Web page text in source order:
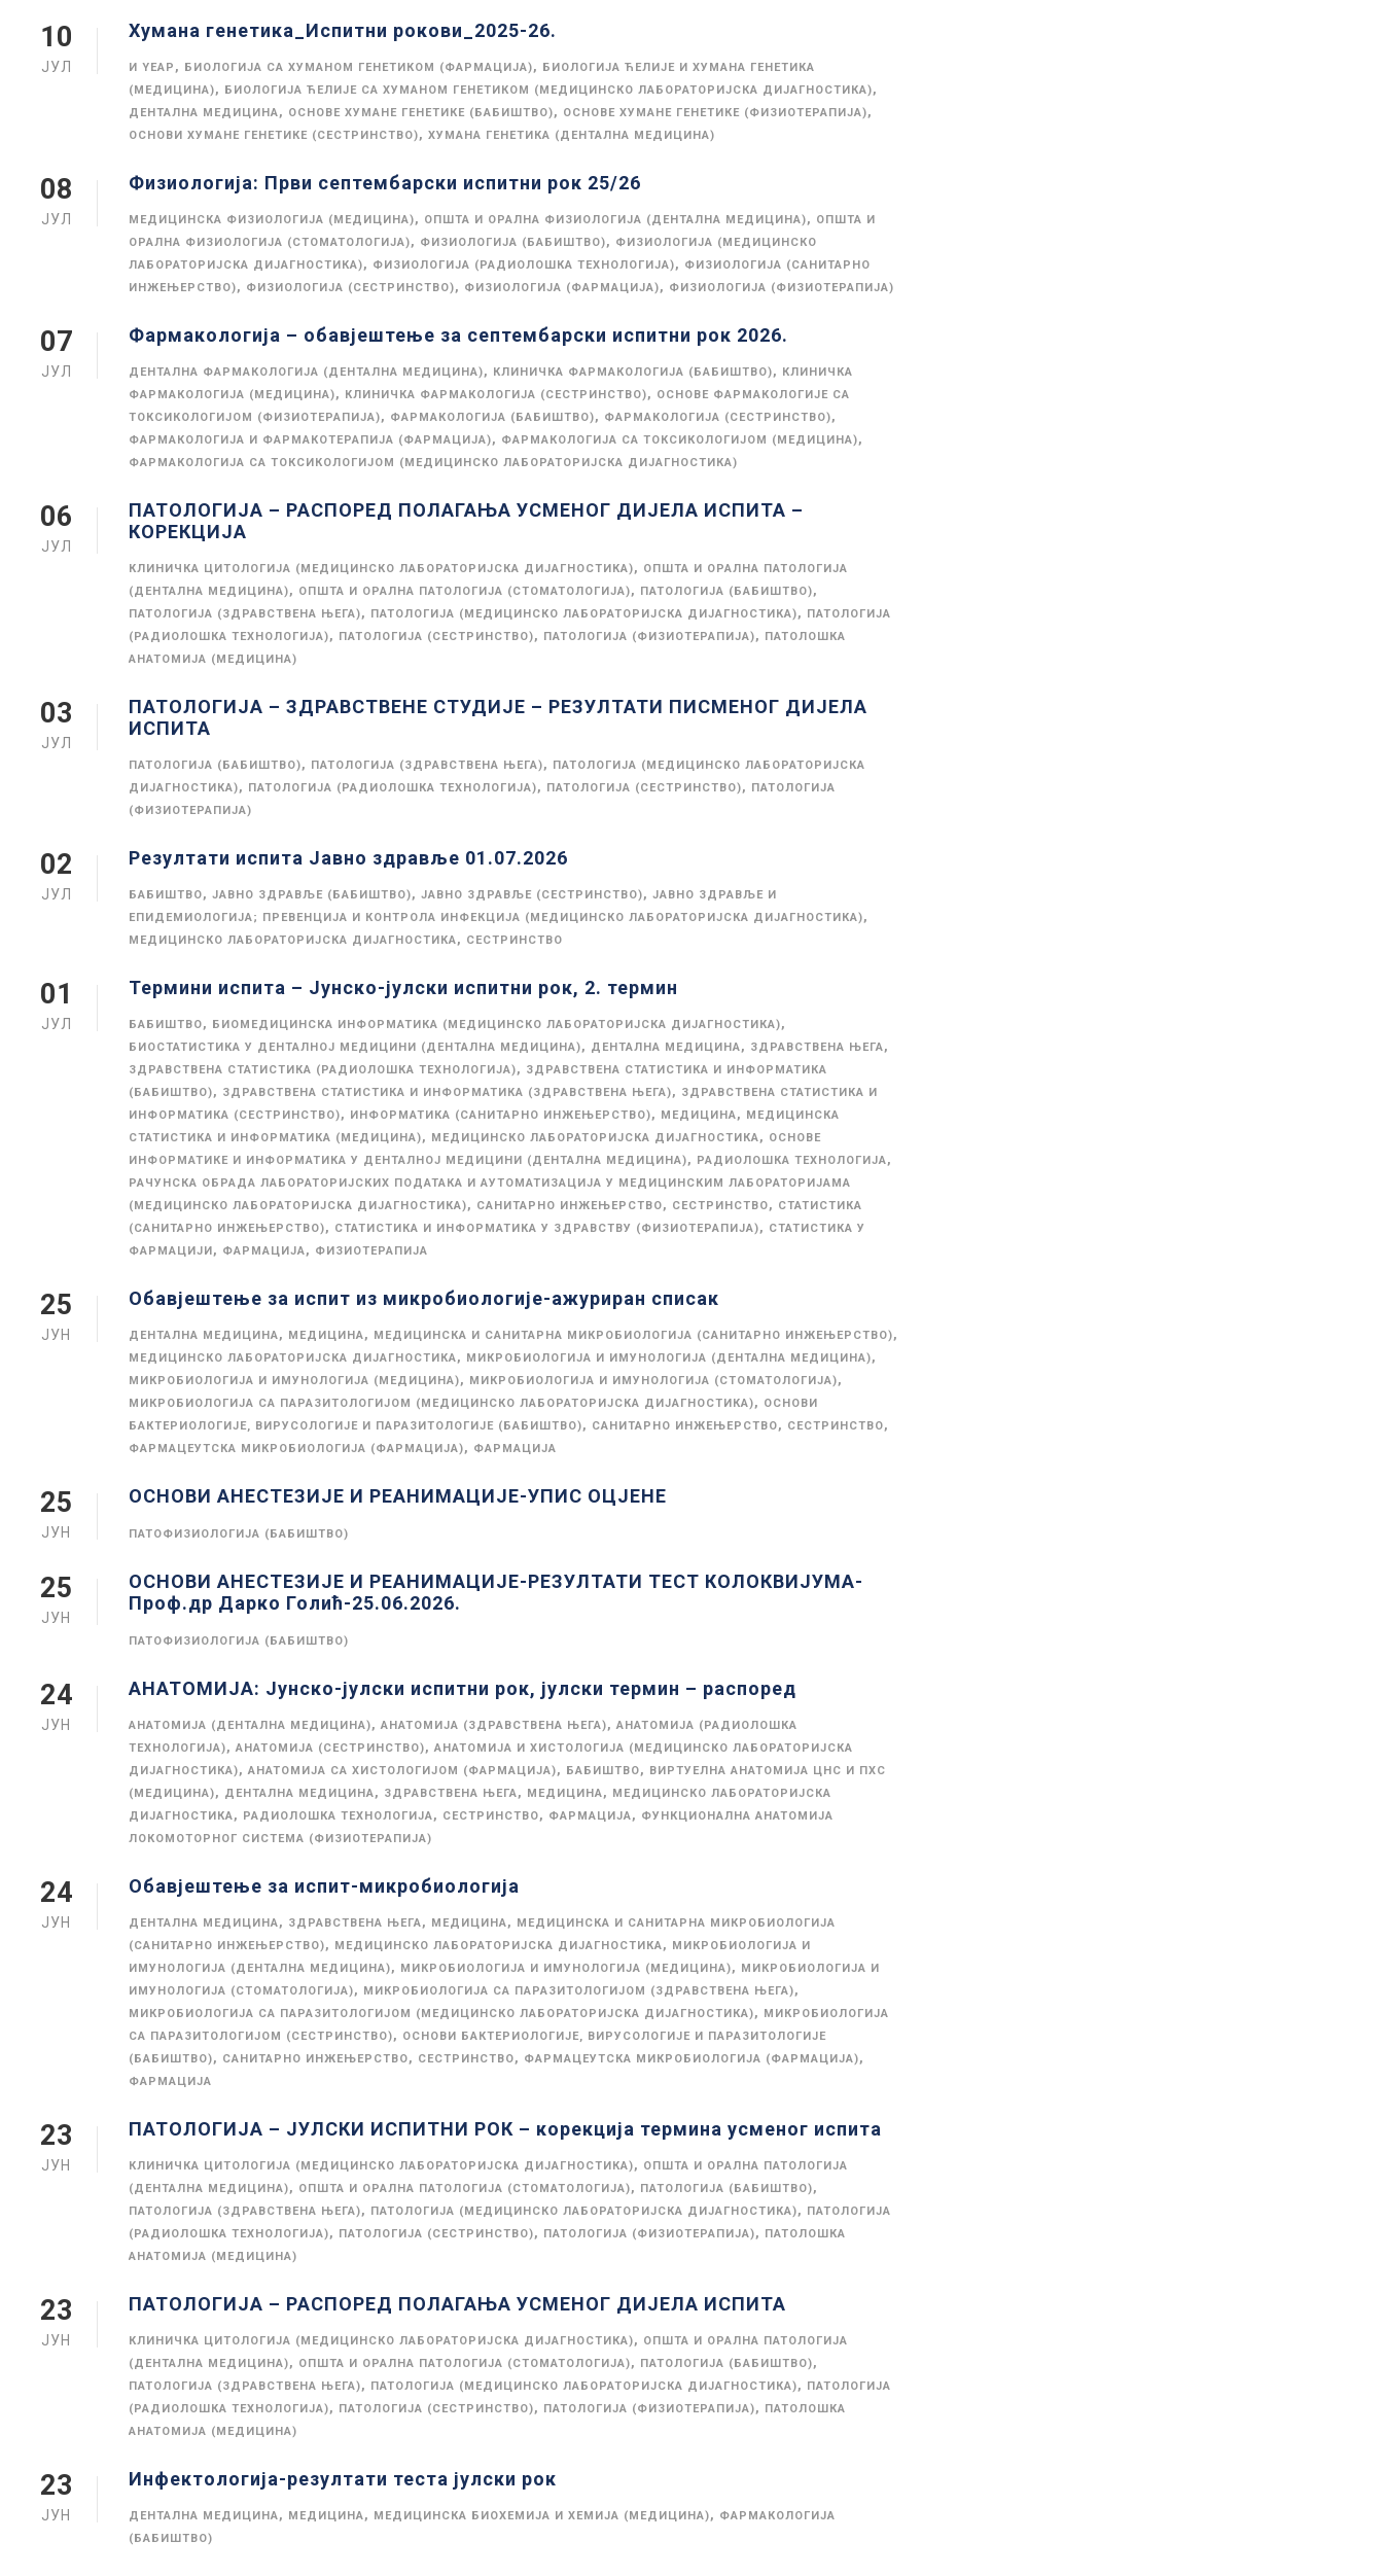
10
ЈУЛ
Хумана генетика_Испитни рокови_2025-26.
И YЕАР , БИОЛОГИЈА СА ХУМАНОМ ГЕНЕТИКОМ (ФАРМАЦИЈА), БИОЛОГИЈА ЋЕЛИЈЕ И ХУМАНА ГЕНЕТИКА
(МЕДИЦИНА), БИОЛОГИЈА ЋЕЛИЈЕ СА ХУМАНОМ ГЕНЕТИКОМ (МЕДИЦИНСКО ЛАБОРАТОРИЈСКА ДИЈАГНОСТИКА),
ДЕНТАЛНА МЕДИЦИНА, ОСНОВЕ ХУМАНЕ ГЕНЕТИКЕ (БАБИШТВО), ОСНОВЕ ХУМАНЕ ГЕНЕТИКЕ (ФИЗИОТЕРАПИЈА),
ОСНОВИ ХУМАНЕ ГЕНЕТИКЕ (СЕСТРИНСТВО), ХУМАНА ГЕНЕТИКА (ДЕНТАЛНА МЕДИЦИНА)
08
ЈУЛ
Физиологија: Први септембарски испитни рок 25/26
МЕДИЦИНСКА ФИЗИОЛОГИЈА (МЕДИЦИНА), ОПШТА И ОРАЛНА ФИЗИОЛОГИЈА (ДЕНТАЛНА МЕДИЦИНА), ОПШТА И
ОРАЛНА ФИЗИОЛОГИЈА (СТОМАТОЛОГИЈА), ФИЗИОЛОГИЈА (БАБИШТВО), ФИЗИОЛОГИЈА (МЕДИЦИНСКО
ЛАБОРАТОРИЈСКА ДИЈАГНОСТИКА), ФИЗИОЛОГИЈА (РАДИОЛОШКА ТЕХНОЛОГИЈА), ФИЗИОЛОГИЈА (САНИТАРНО
ИНЖЕЊЕРСТВО), ФИЗИОЛОГИЈА (СЕСТРИНСТВО), ФИЗИОЛОГИЈА (ФАРМАЦИЈА), ФИЗИОЛОГИЈА (ФИЗИОТЕРАПИЈА)
07
ЈУЛ
Фармакологија – обавјештење за септембарски испитни рок 2026.
ДЕНТАЛНА ФАРМАКОЛОГИЈА (ДЕНТАЛНА МЕДИЦИНА), КЛИНИЧКА ФАРМАКОЛОГИЈА (БАБИШТВО), КЛИНИЧКА
ФАРМАКОЛОГИЈА (МЕДИЦИНА), КЛИНИЧКА ФАРМАКОЛОГИЈА (СЕСТРИНСТВО), ОСНОВЕ ФАРМАКОЛОГИЈЕ СА
ТОКСИКОЛОГИЈОМ (ФИЗИОТЕРАПИЈА), ФАРМАКОЛОГИЈА (БАБИШТВО), ФАРМАКОЛОГИЈА (СЕСТРИНСТВО),
ФАРМАКОЛОГИЈА И ФАРМАКОТЕРАПИЈА (ФАРМАЦИЈА), ФАРМАКОЛОГИЈА СА ТОКСИКОЛОГИЈОМ (МЕДИЦИНА),
ФАРМАКОЛОГИЈА СА ТОКСИКОЛОГИЈОМ (МЕДИЦИНСКО ЛАБОРАТОРИЈСКА ДИЈАГНОСТИКА)
06
ЈУЛ
ПАТОЛОГИЈА – РАСПОРЕД ПОЛАГАЊА УСМЕНОГ ДИЈЕЛА ИСПИТА –
КОРЕКЦИЈА
КЛИНИЧКА ЦИТОЛОГИЈА (МЕДИЦИНСКО ЛАБОРАТОРИЈСКА ДИЈАГНОСТИКА), ОПШТА И ОРАЛНА ПАТОЛОГИЈА
(ДЕНТАЛНА МЕДИЦИНА), ОПШТА И ОРАЛНА ПАТОЛОГИЈА (СТОМАТОЛОГИЈА), ПАТОЛОГИЈА (БАБИШТВО),
ПАТОЛОГИЈА (ЗДРАВСТВЕНА ЊЕГА), ПАТОЛОГИЈА (МЕДИЦИНСКО ЛАБОРАТОРИЈСКА ДИЈАГНОСТИКА), ПАТОЛОГИЈА
(РАДИОЛОШКА ТЕХНОЛОГИЈА), ПАТОЛОГИЈА (СЕСТРИНСТВО), ПАТОЛОГИЈА (ФИЗИОТЕРАПИЈА), ПАТОЛОШКА
АНАТОМИЈА (МЕДИЦИНА)
03
ЈУЛ
ПАТОЛОГИЈА – ЗДРАВСТВЕНЕ СТУДИЈЕ – РЕЗУЛТАТИ ПИСМЕНОГ ДИЈЕЛА
ИСПИТА
ПАТОЛОГИЈА (БАБИШТВО), ПАТОЛОГИЈА (ЗДРАВСТВЕНА ЊЕГА), ПАТОЛОГИЈА (МЕДИЦИНСКО ЛАБОРАТОРИЈСКА
ДИЈАГНОСТИКА), ПАТОЛОГИЈА (РАДИОЛОШКА ТЕХНОЛОГИЈА), ПАТОЛОГИЈА (СЕСТРИНСТВО), ПАТОЛОГИЈА
(ФИЗИОТЕРАПИЈА)
02
ЈУЛ
Резултати испита Јавно здравље 01.07.2026
БАБИШТВО, ЈАВНО ЗДРАВЉЕ (БАБИШТВО), ЈАВНО ЗДРАВЉЕ (СЕСТРИНСТВО), ЈАВНО ЗДРАВЉЕ И
ЕПИДЕМИОЛОГИЈА; ПРЕВЕНЦИЈА И КОНТРОЛА ИНФЕКЦИЈА (МЕДИЦИНСКО ЛАБОРАТОРИЈСКА ДИЈАГНОСТИКА),
МЕДИЦИНСКО ЛАБОРАТОРИЈСКА ДИЈАГНОСТИКА, СЕСТРИНСТВО
01
ЈУЛ
Термини испита – Јунско-јулски испитни рок, 2. термин
БАБИШТВО, БИОМЕДИЦИНСКА ИНФОРМАТИКА (МЕДИЦИНСКО ЛАБОРАТОРИЈСКА ДИЈАГНОСТИКА),
БИОСТАТИСТИКА У ДЕНТАЛНОЈ МЕДИЦИНИ (ДЕНТАЛНА МЕДИЦИНА), ДЕНТАЛНА МЕДИЦИНА, ЗДРАВСТВЕНА ЊЕГА,
ЗДРАВСТВЕНА СТАТИСТИКА (РАДИОЛОШКА ТЕХНОЛОГИЈА), ЗДРАВСТВЕНА СТАТИСТИКА И ИНФОРМАТИКА
(БАБИШТВО), ЗДРАВСТВЕНА СТАТИСТИКА И ИНФОРМАТИКА (ЗДРАВСТВЕНА ЊЕГА), ЗДРАВСТВЕНА СТАТИСТИКА И
ИНФОРМАТИКА (СЕСТРИНСТВО), ИНФОРМАТИКА (САНИТАРНО ИНЖЕЊЕРСТВО), МЕДИЦИНА, МЕДИЦИНСКА
СТАТИСТИКА И ИНФОРМАТИКА (МЕДИЦИНА), МЕДИЦИНСКО ЛАБОРАТОРИЈСКА ДИЈАГНОСТИКА, ОСНОВЕ
ИНФОРМАТИКЕ И ИНФОРМАТИКА У ДЕНТАЛНОЈ МЕДИЦИНИ (ДЕНТАЛНА МЕДИЦИНА), РАДИОЛОШКА ТЕХНОЛОГИЈА,
РАЧУНСКА ОБРАДА ЛАБОРАТОРИЈСКИХ ПОДАТАКА И АУТОМАТИЗАЦИЈА У МЕДИЦИНСКИМ ЛАБОРАТОРИЈАМА
(МЕДИЦИНСКО ЛАБОРАТОРИЈСКА ДИЈАГНОСТИКА), САНИТАРНО ИНЖЕЊЕРСТВО, СЕСТРИНСТВО, СТАТИСТИКА
(САНИТАРНО ИНЖЕЊЕРСТВО), СТАТИСТИКА И ИНФОРМАТИКА У ЗДРАВСТВУ (ФИЗИОТЕРАПИЈА), СТАТИСТИКА У
ФАРМАЦИЈИ, ФАРМАЦИЈА, ФИЗИОТЕРАПИЈА
25
ЈУН
Обавјештење за испит из микробиологије-ажуриран списак
ДЕНТАЛНА МЕДИЦИНА, МЕДИЦИНА, МЕДИЦИНСКА И САНИТАРНА МИКРОБИОЛОГИЈА (САНИТАРНО ИНЖЕЊЕРСТВО),
МЕДИЦИНСКО ЛАБОРАТОРИЈСКА ДИЈАГНОСТИКА, МИКРОБИОЛОГИЈА И ИМУНОЛОГИЈА (ДЕНТАЛНА МЕДИЦИНА),
МИКРОБИОЛОГИЈА И ИМУНОЛОГИЈА (МЕДИЦИНА), МИКРОБИОЛОГИЈА И ИМУНОЛОГИЈА (СТОМАТОЛОГИЈА),
МИКРОБИОЛОГИЈА СА ПАРАЗИТОЛОГИЈОМ (МЕДИЦИНСКО ЛАБОРАТОРИЈСКА ДИЈАГНОСТИКА), ОСНОВИ
БАКТЕРИОЛОГИЈЕ, ВИРУСОЛОГИЈЕ И ПАРАЗИТОЛОГИЈЕ (БАБИШТВО), САНИТАРНО ИНЖЕЊЕРСТВО, СЕСТРИНСТВО,
ФАРМАЦЕУТСКА МИКРОБИОЛОГИЈА (ФАРМАЦИЈА), ФАРМАЦИЈА
25
ЈУН
ОСНОВИ АНЕСТЕЗИЈЕ И РЕАНИМАЦИЈЕ-УПИС ОЦЈЕНЕ
ПАТОФИЗИОЛОГИЈА (БАБИШТВО)
25
ЈУН
ОСНОВИ АНЕСТЕЗИЈЕ И РЕАНИМАЦИЈЕ-РЕЗУЛТАТИ ТЕСТ КОЛОКВИЈУМА-
Проф.др Дарко Голић-25.06.2026.
ПАТОФИЗИОЛОГИЈА (БАБИШТВО)
24
ЈУН
АНАТОМИЈА: Јунско-јулски испитни рок, јулски термин – распоред
АНАТОМИЈА (ДЕНТАЛНА МЕДИЦИНА), АНАТОМИЈА (ЗДРАВСТВЕНА ЊЕГА), АНАТОМИЈА (РАДИОЛОШКА
ТЕХНОЛОГИЈА), АНАТОМИЈА (СЕСТРИНСТВО), АНАТОМИЈА И ХИСТОЛОГИЈА (МЕДИЦИНСКО ЛАБОРАТОРИЈСКА
ДИЈАГНОСТИКА), АНАТОМИЈА СА ХИСТОЛОГИЈОМ (ФАРМАЦИЈА), БАБИШТВО, ВИРТУЕЛНА АНАТОМИЈА ЦНС И ПХС
(МЕДИЦИНА), ДЕНТАЛНА МЕДИЦИНА, ЗДРАВСТВЕНА ЊЕГА, МЕДИЦИНА, МЕДИЦИНСКО ЛАБОРАТОРИЈСКА
ДИЈАГНОСТИКА, РАДИОЛОШКА ТЕХНОЛОГИЈА, СЕСТРИНСТВО, ФАРМАЦИЈА, ФУНКЦИОНАЛНА АНАТОМИЈА
ЛОКОМОТОРНОГ СИСТЕМА (ФИЗИОТЕРАПИЈА)
24
ЈУН
Обавјештење за испит-микробиологија
ДЕНТАЛНА МЕДИЦИНА, ЗДРАВСТВЕНА ЊЕГА, МЕДИЦИНА, МЕДИЦИНСКА И САНИТАРНА МИКРОБИОЛОГИЈА
(САНИТАРНО ИНЖЕЊЕРСТВО), МЕДИЦИНСКО ЛАБОРАТОРИЈСКА ДИЈАГНОСТИКА, МИКРОБИОЛОГИЈА И
ИМУНОЛОГИЈА (ДЕНТАЛНА МЕДИЦИНА), МИКРОБИОЛОГИЈА И ИМУНОЛОГИЈА (МЕДИЦИНА), МИКРОБИОЛОГИЈА И
ИМУНОЛОГИЈА (СТОМАТОЛОГИЈА), МИКРОБИОЛОГИЈА СА ПАРАЗИТОЛОГИЈОМ (ЗДРАВСТВЕНА ЊЕГА),
МИКРОБИОЛОГИЈА СА ПАРАЗИТОЛОГИЈОМ (МЕДИЦИНСКО ЛАБОРАТОРИЈСКА ДИЈАГНОСТИКА), МИКРОБИОЛОГИЈА
СА ПАРАЗИТОЛОГИЈОМ (СЕСТРИНСТВО), ОСНОВИ БАКТЕРИОЛОГИЈЕ, ВИРУСОЛОГИЈЕ И ПАРАЗИТОЛОГИЈЕ
(БАБИШТВО), САНИТАРНО ИНЖЕЊЕРСТВО, СЕСТРИНСТВО, ФАРМАЦЕУТСКА МИКРОБИОЛОГИЈА (ФАРМАЦИЈА),
ФАРМАЦИЈА
23
ЈУН
ПАТОЛОГИЈА – ЈУЛСКИ ИСПИТНИ РОК – корекција термина усменог испита
КЛИНИЧКА ЦИТОЛОГИЈА (МЕДИЦИНСКО ЛАБОРАТОРИЈСКА ДИЈАГНОСТИКА), ОПШТА И ОРАЛНА ПАТОЛОГИЈА
(ДЕНТАЛНА МЕДИЦИНА), ОПШТА И ОРАЛНА ПАТОЛОГИЈА (СТОМАТОЛОГИЈА), ПАТОЛОГИЈА (БАБИШТВО),
ПАТОЛОГИЈА (ЗДРАВСТВЕНА ЊЕГА), ПАТОЛОГИЈА (МЕДИЦИНСКО ЛАБОРАТОРИЈСКА ДИЈАГНОСТИКА), ПАТОЛОГИЈА
(РАДИОЛОШКА ТЕХНОЛОГИЈА), ПАТОЛОГИЈА (СЕСТРИНСТВО), ПАТОЛОГИЈА (ФИЗИОТЕРАПИЈА), ПАТОЛОШКА
АНАТОМИЈА (МЕДИЦИНА)
23
ЈУН
ПАТОЛОГИЈА – РАСПОРЕД ПОЛАГАЊА УСМЕНОГ ДИЈЕЛА ИСПИТА
КЛИНИЧКА ЦИТОЛОГИЈА (МЕДИЦИНСКО ЛАБОРАТОРИЈСКА ДИЈАГНОСТИКА), ОПШТА И ОРАЛНА ПАТОЛОГИЈА
(ДЕНТАЛНА МЕДИЦИНА), ОПШТА И ОРАЛНА ПАТОЛОГИЈА (СТОМАТОЛОГИЈА), ПАТОЛОГИЈА (БАБИШТВО),
ПАТОЛОГИЈА (ЗДРАВСТВЕНА ЊЕГА), ПАТОЛОГИЈА (МЕДИЦИНСКО ЛАБОРАТОРИЈСКА ДИЈАГНОСТИКА), ПАТОЛОГИЈА
(РАДИОЛОШКА ТЕХНОЛОГИЈА), ПАТОЛОГИЈА (СЕСТРИНСТВО), ПАТОЛОГИЈА (ФИЗИОТЕРАПИЈА), ПАТОЛОШКА
АНАТОМИЈА (МЕДИЦИНА)
23
ЈУН
Инфектологија-резултати теста јулски рок
ДЕНТАЛНА МЕДИЦИНА, МЕДИЦИНА, МЕДИЦИНСКА БИОХЕМИЈА И ХЕМИЈА (МЕДИЦИНА), ФАРМАКОЛОГИЈА
(БАБИШТВО)